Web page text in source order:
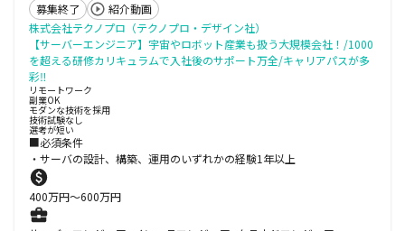
募集終了
紹介動画
株式会社テクノプロ（テクノプロ・デザイン社）
【サーバーエンジニア】宇宙やロボット産業も扱う大規模会社！/1000
を超える研修カリキュラムで入社後のサポート万全/キャリアパスが多
彩‼
リモートワーク
副業OK
モダンな技術を採用
技術試験なし
選考が短い
■必須条件
・サーバの設計、構築、運用のいずれかの経験1年以上
400万円〜600万円